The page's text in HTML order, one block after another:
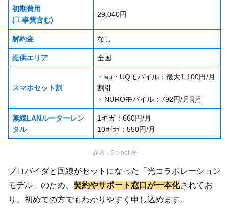
初期費用
(工事費含む)
29,040円
解約金 なし
提供エリア 全国
スマホセット割
・au・UQモバイル：最大1,100円/月
割引
・NUROモバイル：792円/月割引
無線LANルーターレン
タル
1ギガ：660円/月
10ギガ：550円/月
参考： So-net 光
プロバイダと回線がセットになった「光コラボレーション
モデル」のため、 契約やサポート窓口が一本化されてお
り、初めての方でもわかりやすく申し込めます。